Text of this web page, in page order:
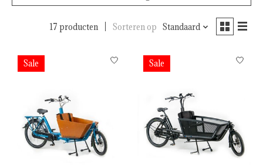
17 producten Sorteren op Standaard
Sale Sale